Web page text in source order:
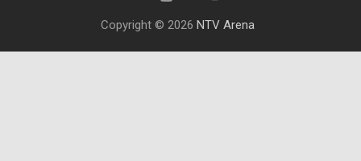
Copyright © 2026 NTV Arena